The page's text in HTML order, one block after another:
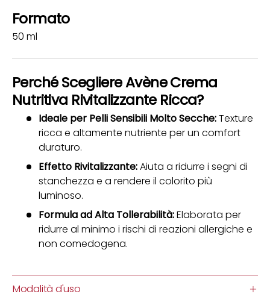
Formato
50 ml
Perché Scegliere Avène Crema
Nutritiva Rivitalizzante Ricca?
Ideale per Pelli Sensibili Molto Secche:Texture
ricca e altamente nutriente per un comfort
duraturo.
Effetto Rivitalizzante:Aiuta a ridurre i segni di
stanchezza e a rendere il colorito più
luminoso.
Formula ad Alta Tollerabilità:Elaborata per
ridurre al minimo i rischi di reazioni allergiche e
non comedogena.
Modalità d'uso